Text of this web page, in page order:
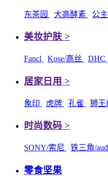
东茶园 大高酵素 公
美妆护肤 >
Fancl Kose/高丝 DHC
居家日用 >
象印 虎牌 孔雀 狮王
时尚数码 >
SONY/索尼 铁三角/
零食坚果